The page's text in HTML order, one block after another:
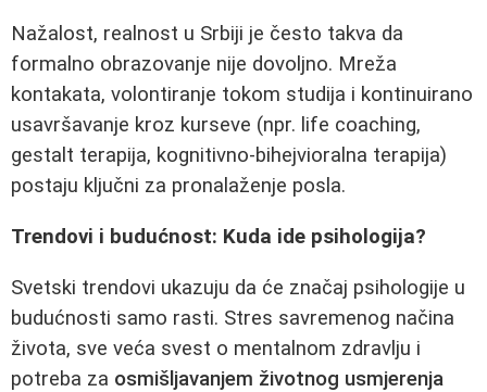
Nažalost, realnost u Srbiji je često takva da
formalno obrazovanje nije dovoljno. Mreža
kontakata, volontiranje tokom studija i kontinuirano
usavršavanje kroz kurseve (npr. life coaching,
gestalt terapija, kognitivno-bihejvioralna terapija)
postaju ključni za pronalaženje posla.
Trendovi i budućnost: Kuda ide psihologija?
Svetski trendovi ukazuju da će značaj psihologije u
budućnosti samo rasti. Stres savremenog načina
života, sve veća svest o mentalnom zdravlju i
potreba za osmišljavanjem životnog usmjerenja